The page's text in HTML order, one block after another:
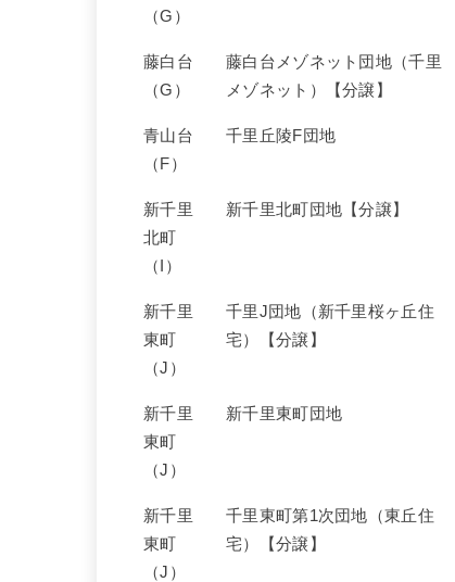
（G）
藤白台
（G）
藤白台メゾネット団地（千里
メゾネット）【分譲】
青山台
（F）
千里丘陵F団地
新千里
北町
（I）
新千里北町団地【分譲】
新千里
東町
（J）
千里J団地（新千里桜ヶ丘住
宅）【分譲】
新千里
東町
（J）
新千里東町団地
新千里
東町
（J）
千里東町第1次団地（東丘住
宅）【分譲】